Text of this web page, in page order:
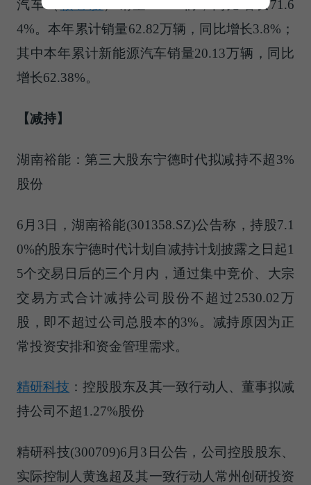
汽车（
销量46056辆，同比增长71.6
4%。本年累计销量62.82万辆，同比增长3.8%；
其中本年累计新能源汽车销量20.13万辆，同比
增长62.38%。
【减持】
湖南裕能：第三大股东宁德时代拟减持不超3%
股份
6月3日，湖南裕能(301358.SZ)公告称，持股7.1
0%的股东宁德时代计划自减持计划披露之日起1
5个交易日后的三个月内，通过集中竞价、大宗
交易方式合计减持公司股份不超过2530.02万
股，即不超过公司总股本的3%。减持原因为正
常投资安排和资金管理需求。
精研科技 ：控股股东及其一致行动人、董事拟减
持公司不超1.27%股份
精研科技(300709)6月3日公告，公司控股股东、
实际控制人黄逸超及其一致行动人常州创研投资